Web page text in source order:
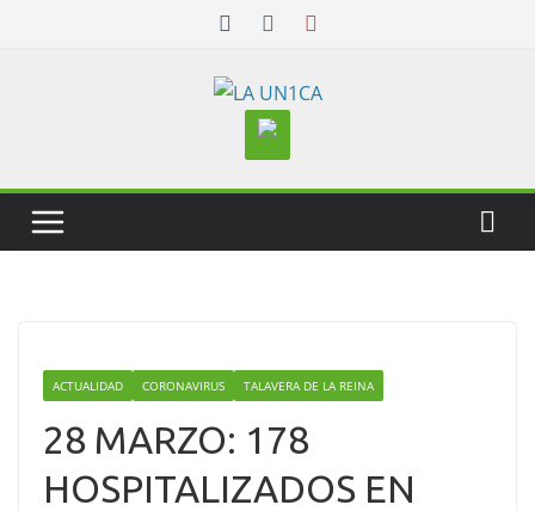
ACTUALIDAD CORONAVIRUS TALAVERA DE LA REINA
28 MARZO: 178
HOSPITALIZADOS EN